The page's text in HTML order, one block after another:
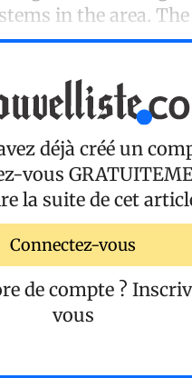
in the area.
déjà créé un
vous
la suite de cet
Connectez-vous
de compte ?
vous